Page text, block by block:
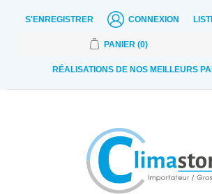
S'ENREGISTRER CONNEXION
PANIER (0)
RÉALISATIONS DE NOS MEILLEURS